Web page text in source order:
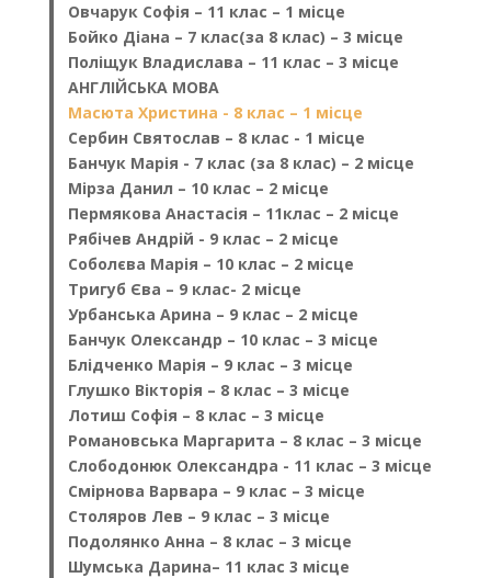
Овчарук Софія – 11 клас – 1 місце
Бойко Діана – 7 клас(за 8 клас) – 3 місце
Поліщук Владислава – 11 клас – 3 місце
АНГЛІЙСЬКА МОВА
Масюта Христина - 8 клас – 1 місце
Сербин Святослав – 8 клас - 1 місце
Банчук Марія - 7 клас (за 8 клас) – 2 місце
Мірза Данил – 10 клас – 2 місце
Пермякова Анастасія – 11клас – 2 місце
Рябічев Андрій - 9 клас – 2 місце
Соболєва Марія – 10 клас – 2 місце
Тригуб Єва – 9 клас- 2 місце
Урбанська Арина – 9 клас – 2 місце
Банчук Олександр – 10 клас – 3 місце
Блідченко Марія – 9 клас – 3 місце
Глушко Вікторія – 8 клас – 3 місце
Лотиш Софія – 8 клас – 3 місце
Романовська Маргарита – 8 клас – 3 місце
Слободонюк Олександра - 11 клас – 3 місце
Смірнова Варвара – 9 клас – 3 місце
Столяров Лев – 9 клас – 3 місце
Подолянко Анна – 8 клас – 3 місце
Шумська Дарина– 11 клас 3 місце